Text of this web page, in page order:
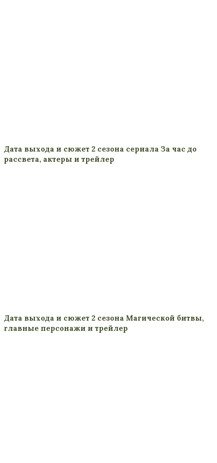
Дата выхода и сюжет 2 сезона сериала За час до
рассвета, актеры и трейлер
Дата выхода и сюжет 2 сезона Магической битвы,
главные персонажи и трейлер